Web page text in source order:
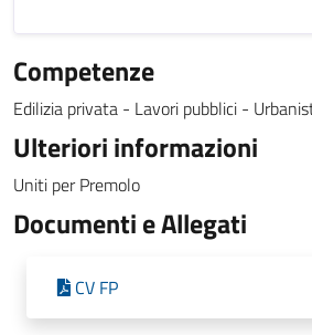
Competenze
Edilizia privata - Lavori pubblici -
Ulteriori informazioni
Uniti per Premolo
Documenti e Allegati
CV FP